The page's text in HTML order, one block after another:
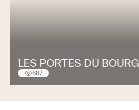
LES PORTES DU BOURG
687